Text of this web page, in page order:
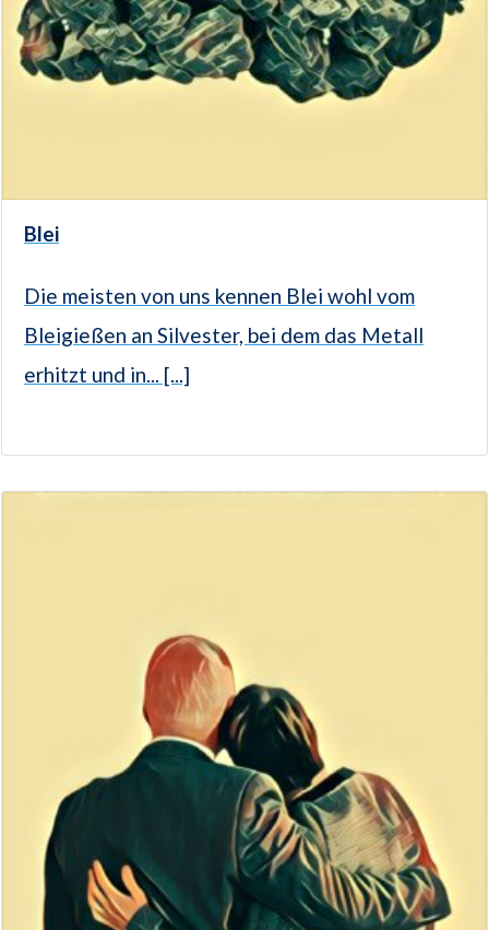
Blei
Die meisten von uns kennen Blei wohl vom
Bleigießen an Silvester, bei dem das Metall
erhitzt und in... [...]